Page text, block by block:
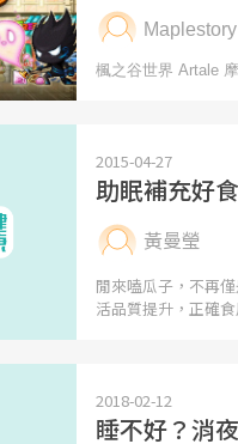
2015-04-27
助眠補充好
黃曼瑩
閒來嗑瓜子，不再
活品質提升，正確
2018-02-12
睡不好？消